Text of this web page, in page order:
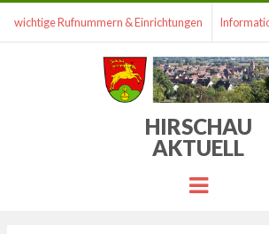
wichtige Rufnummern & Einrichtungen
HIRSCHAU
AKTUELL
Menu